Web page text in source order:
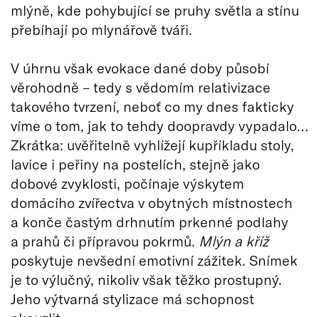
mlýně, kde pohybující se pruhy světla a stínu
přebíhají po mlynářově tváři.
V úhrnu však evokace dané doby působí
věrohodně – tedy s vědomím relativizace
takového tvrzení, neboť co my dnes fakticky
víme o tom, jak to tehdy doopravdy vypadalo…
Zkrátka: uvěřitelně vyhlížejí kupříkladu stoly,
lavice i peřiny na postelích, stejně jako
dobové zvyklosti, počínaje výskytem
domácího zvířectva v obytných místnostech
a konče častým drhnutím prkenné podlahy
a prahů či přípravou pokrmů. Mlýn a kříž
poskytuje nevšední emotivní zážitek. Snímek
je to výlučný, nikoliv však těžko prostupný.
Jeho výtvarná stylizace má schopnost